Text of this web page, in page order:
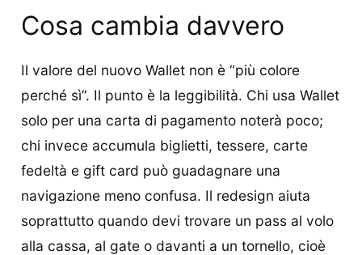
Cosa cambia davvero
Il valore del nuovo Wallet non è “più colore
perché sì”. Il punto è la leggibilità. Chi usa Wallet
solo per una carta di pagamento noterà poco;
chi invece accumula biglietti, tessere, carte
fedeltà e gift card può guadagnare una
navigazione meno confusa. Il redesign aiuta
soprattutto quando devi trovare un pass al volo
alla cassa, al gate o davanti a un tornello, cioè